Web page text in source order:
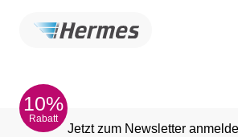
10%
Rabatt
Jetzt zum Newsletter